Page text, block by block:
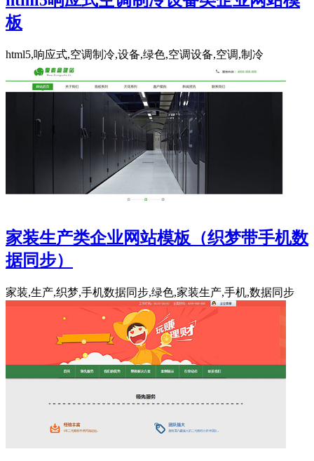
板
html5,响应式,空调制冷,设备,绿色,空调设备,空调,制冷
家装生产类企业网站模板（织梦带手机数
据同步）
家装,生产,织梦,手机数据同步,绿色,家装生产,手机,数据同步